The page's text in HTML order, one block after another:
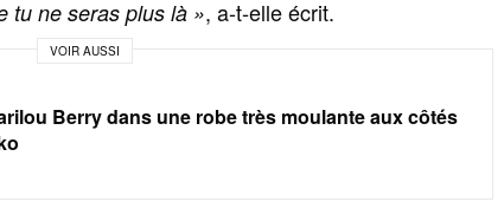
tu ne seras plus là », a‑t‑elle écrit.
VOIR AUSSI
Berry dans une robe très moulante aux côtés